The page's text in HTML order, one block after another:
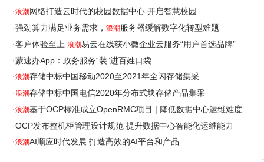
·浪潮网络打造云时代的校园数据中心 开启智慧校园
·强劲算力满足业务需求， 浪潮服务器缓解数字化转型难题
·客户体验至上 浪潮易云在线获小微企业云服务“用户首选品牌”
·蒙速办App：政务服务“装”进百姓口袋
·浪潮存储中标中国移动2020至2021年全闪存储集采
·浪潮存储中标中国电信2020年分布式块存储产品集采
·浪潮基于OCP标准成立OpenRMC项目 | 降低数据中心运维难度
·OCP发布整机柜管理设计规范 提升数据中心智能化运维能力
·浪潮AI顺应时代发展 打造高效的AI平台和产品